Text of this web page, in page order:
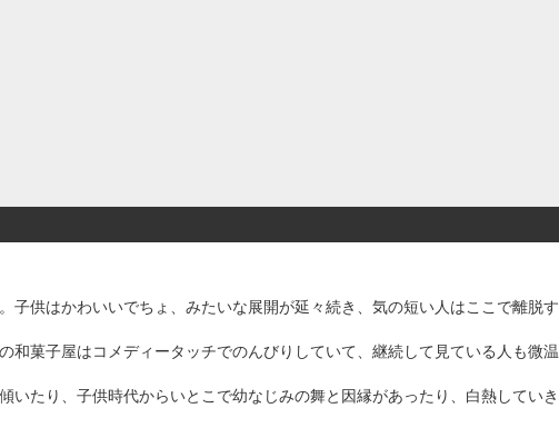
子供はかわいいでちょ、みたいな展開が延々続き、気の短い人はここで離脱
和菓子屋はコメディータッチでのんびりしていて、継続して見ている人も微
いたり、子供時代からいとこで幼なじみの舞と因縁があったり、白熱していき